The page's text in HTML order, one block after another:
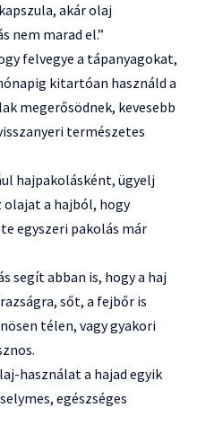
akár olaj
nem marad el.”
felvegye a tápanyagokat,
kitartóan használd a
megerősödnek, kevesebb
természetes
hajpakolásként, ügyelj
olajat a hajból, hogy
egyszeri pakolás már
segít abban is, hogy a haj
sőt, a fejbőr is
télen, vagy gyakori
használat a hajad egyik
egészséges